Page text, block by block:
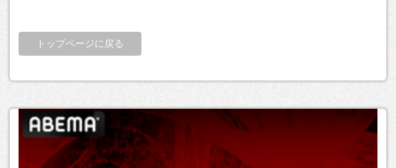
トップページに戻る